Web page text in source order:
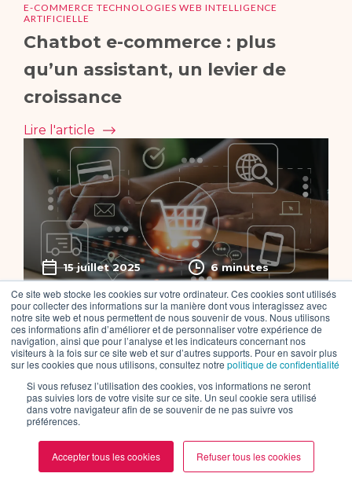
Ce site web stocke les cookies sur votre ordinateur. Ces cookies sont utilisés
pour collecter des informations sur la manière dont vous interagissez avec
notre site web et nous permettent de nous souvenir de vous. Nous utilisons
ces informations afin d’améliorer et de personnaliser votre expérience de
navigation, ainsi que pour l’analyse et les indicateurs concernant nos
visiteurs à la fois sur ce site web et sur d’autres supports. Pour en savoir plus
sur les cookies que nous utilisons, consultez notre politique de confidentialité
Si vous refusez l’utilisation des cookies, vos informations ne seront
pas suivies lors de votre visite sur ce site. Un seul cookie sera utilisé
dans votre navigateur afin de se souvenir de ne pas suivre vos
préférences.
Accepter tous les cookies Refuser tous les cookies
E-COMMERCE TECHNOLOGIES WEB INTELLIGENCE
ARTIFICIELLE
Chatbot e-commerce : plus
qu’un assistant, un levier de
croissance
Lire l'article
15 juillet 2025 6 minutes
E-COMMERCE TECHNOLOGIES WEB
Qu’est-ce que le framework e-
commerce Sylius ?
Lire l'article